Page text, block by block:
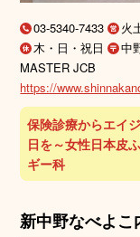
03-5340-7433
火
木・日・祝日
中
MASTER JCB
https://
保険診療からエイ
日を～女性日本皮
ギー科
新中野なべよこ